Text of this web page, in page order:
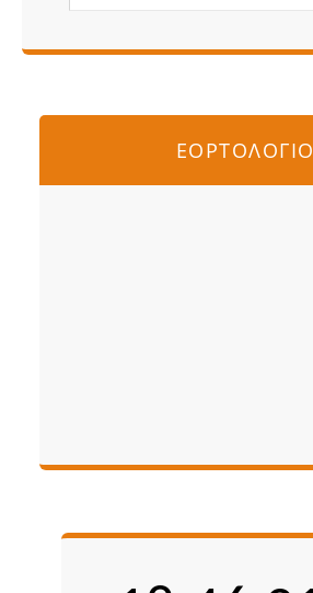
ΕΟΡΤΟΛΟΓΙΟ